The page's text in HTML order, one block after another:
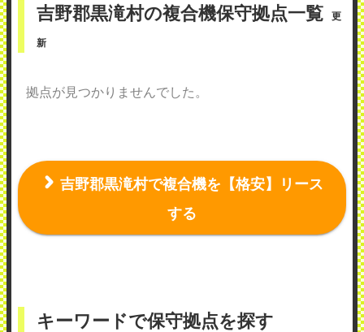
吉野郡黒滝村の複合機保守拠点一覧 更
新
拠点が見つかりませんでした。
吉野郡黒滝村で複合機を【格安】リース
する
キーワードで保守拠点を探す